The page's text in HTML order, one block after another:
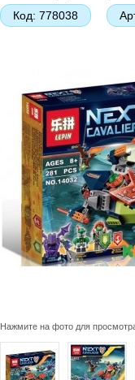
Код: 778038
Нажмите на фото для